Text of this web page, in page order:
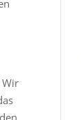
Wir